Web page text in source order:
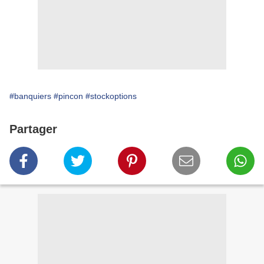
#banquiers #pincon #stockoptions
Partager